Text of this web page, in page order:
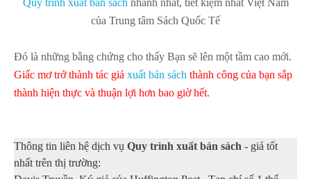
Quy trình xuất bản sách nhanh nhất, tiết kiệm nhất Việt Nam
của Trung tâm Sách Quốc Tế
Đó là những bằng chứng cho thấy Bạn sẽ lên một tầm cao mới.
Giấc mơtrở thành tác giả xuất bản sách thành công của bạn sắp
thành hiện thực và thuận lợi hơn bao giờ hết.
Thông tin liên hệ dịch vụ Quy trình xuất bản sách - giá tốt
nhất trên thị trường: